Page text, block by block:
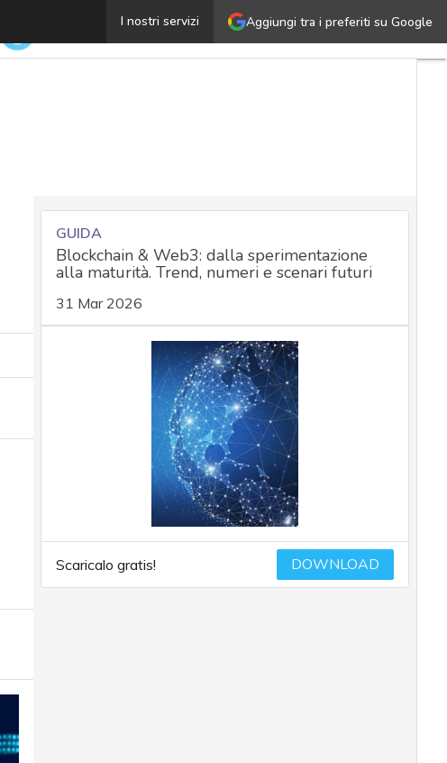
Aggiungi tra i preferiti su Google
I nostri servizi
Criptovalute e blockchain, corsa alla
GUIDA
Blockchain & Web3: dalla sperimentazione
alla maturità. Trend, numeri e scenari futuri
31 Mar 2026
Scaricalo gratis! DOWNLOAD